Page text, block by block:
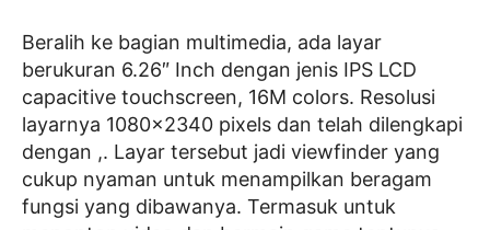
Beralih ke bagian multimedia, ada layar
berukuran 6.26″ Inch dengan jenis IPS LCD
capacitive touchscreen, 16M colors. Resolusi
layarnya 1080×2340 pixels dan telah dilengkapi
dengan ,. Layar tersebut jadi viewfinder yang
cukup nyaman untuk menampilkan beragam
fungsi yang dibawanya. Termasuk untuk